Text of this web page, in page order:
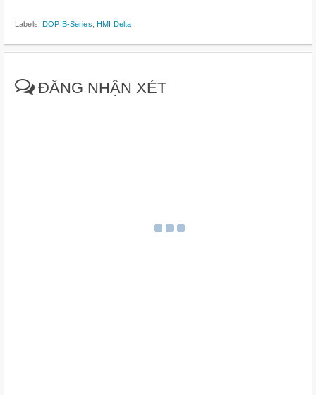
Labels:DOP B-Series ,HMI Delta
ĐĂNG NHẬN XÉT